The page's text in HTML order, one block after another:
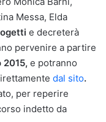
Messa, Elda
e decreterà
pervenire a partire
e potranno
dal sito.
per reperire
indetto da